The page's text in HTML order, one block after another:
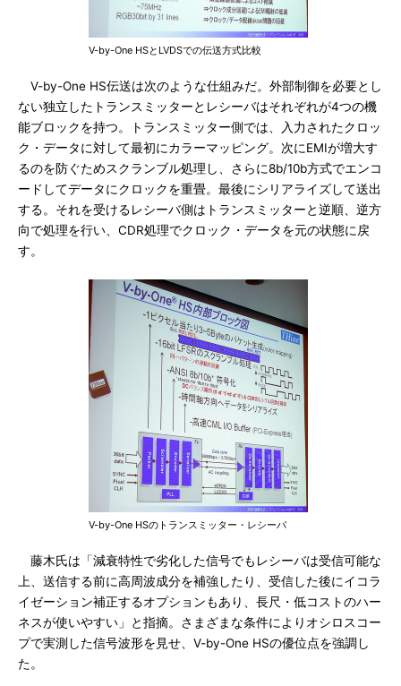
V-by-One HSとLVDSでの伝送方式比較
V-by-One HS伝送は次のような仕組みだ。外部制御を必要とし
ない独立したトランスミッターとレシーバはそれぞれが4つの機
能ブロックを持つ。トランスミッター側では、入力されたクロッ
ク・データに対して最初にカラーマッピング。次にEMIが増大す
るのを防ぐためスクランブル処理し、さらに8b/10b方式でエンコ
ードしてデータにクロックを重畳。最後にシリアライズして送出
する。それを受けるレシーバ側はトランスミッターと逆順、逆方
向で処理を行い、CDR処理でクロック・データを元の状態に戻
す。
V-by-One HSのトランスミッター・レシーバ
藤木氏は「減衰特性で劣化した信号でもレシーバは受信可能な
上、送信する前に高周波成分を補強したり、受信した後にイコラ
イゼーション補正するオプションもあり、長尺・低コストのハー
ネスが使いやすい」と指摘。さまざまな条件によりオシロスコー
プで実測した信号波形を見せ、V-by-One HSの優位点を強調し
た。